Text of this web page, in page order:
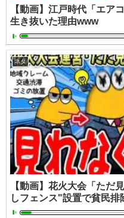
【動画】江戸時代「エア
生き抜いた理由www
ネタ
【動画】花火大会「た
しフェンス"設置で貧民排